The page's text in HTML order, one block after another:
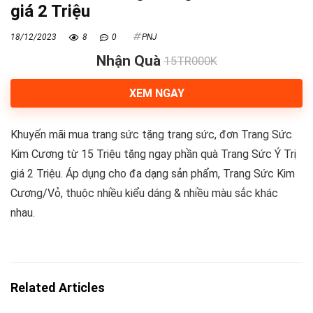
giá 2 Triệu
18/12/2023 8 0 PNJ
Nhận Quà 15TR000K
XEM NGAY
Khuyến mãi mua trang sức tặng trang sức, đơn Trang Sức
Kim Cương từ 15 Triệu tặng ngay phần quà Trang Sức Ý Trị
giá 2 Triệu. Áp dụng cho đa dạng sản phẩm, Trang Sức Kim
Cương/Vỏ, thuộc nhiều kiểu dáng & nhiều màu sắc khác
nhau.
Related Articles